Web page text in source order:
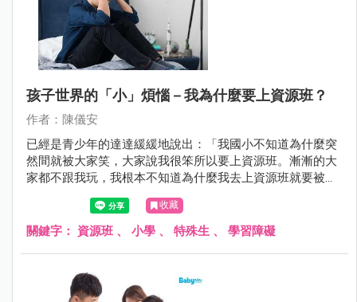
孩子世界的「小」煩惱－我為什麼要上資源班？
作者：陳儀安
已經是青少年的達達緩緩地說出：「我國小不知道為什麼突
然間就被大家笑，大家說我很笨所以要上資源班。漸漸的大
家都不跟我玩，我根本不知道為什麼我去上資源班就要被大
家笑。我不討厭上資源班可是我不知道為什麼大家因為這樣
就討厭我。」
收藏
關鍵字： 資源班 、 小學 、 特殊生 、 學習障礙